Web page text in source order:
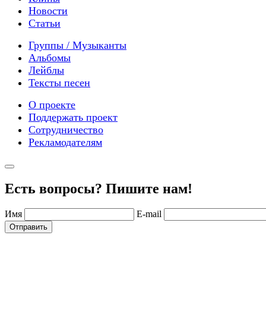
Новости
Статьи
Группы / Музыканты
Альбомы
Лейблы
Тексты песен
О проекте
Поддержать проект
Сотрудничество
Рекламодателям
Есть вопросы? Пишите нам!
Имя E-mail